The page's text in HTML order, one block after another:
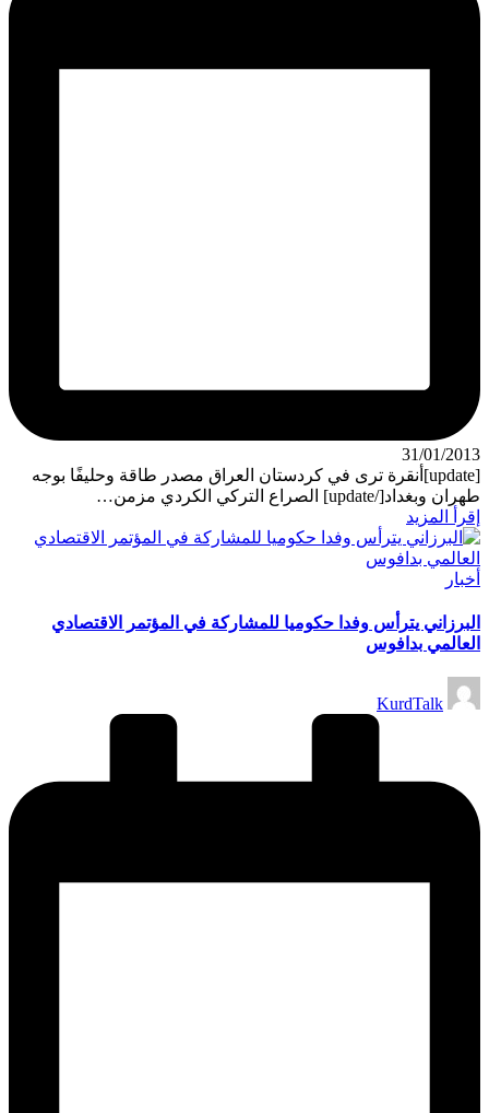
31/01/2013
[update]أنقرة ترى في كردستان العراق مصدر طاقة وحليفًا بوجه
طهران وبغداد[/update] الصراع التركي الكردي مزمن…
إقرأ المزيد
نُشر
أخبار
البرزاني يترأس وفدا حكوميا للمشاركة في المؤتمر الاقتصادي
العالمي بدافوس
تمّ
النشرKurdTalk